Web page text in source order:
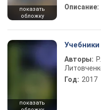
показать
обложку
Описание:
показать
Авторы:
Год: 2017